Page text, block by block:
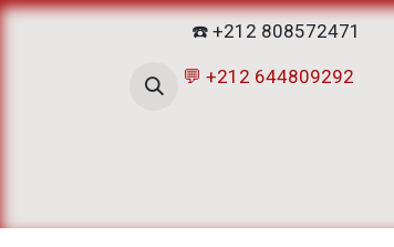
Se rendre au contenu
☎️ +212 808572471
💬 +212 644809292